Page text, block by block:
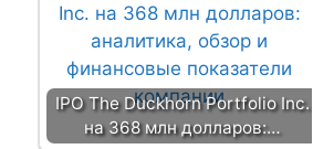
IPO The Duckhorn Portfolio Inc.
на 368 млн долларов:…